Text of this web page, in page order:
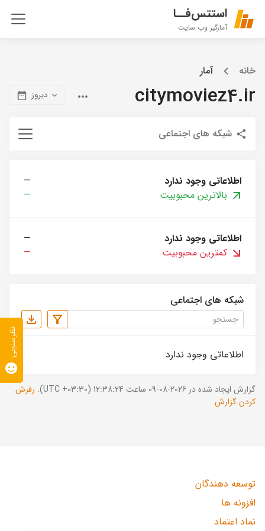
استتس‌فــا
آمارگیر وب سایت
خانه آمار
citymoviez4.ir دیروز
شبکه های اجتماعی
اطلاعاتی وجود ندارد
—
بالاترین محبوبیت
—
اطلاعاتی وجود ندارد
—
کمترین محبوبیت
—
شبکه های اجتماعی
اطلاعاتی وجود ندارد.
گزارش ایجاد شده در 2026-08-09 ساعت 12:38:24 (UTC +03:30).
رفرش
کردن گزارش
توسعه دهندگان
افزونه ها
نماد اعتماد
نظرسنجی